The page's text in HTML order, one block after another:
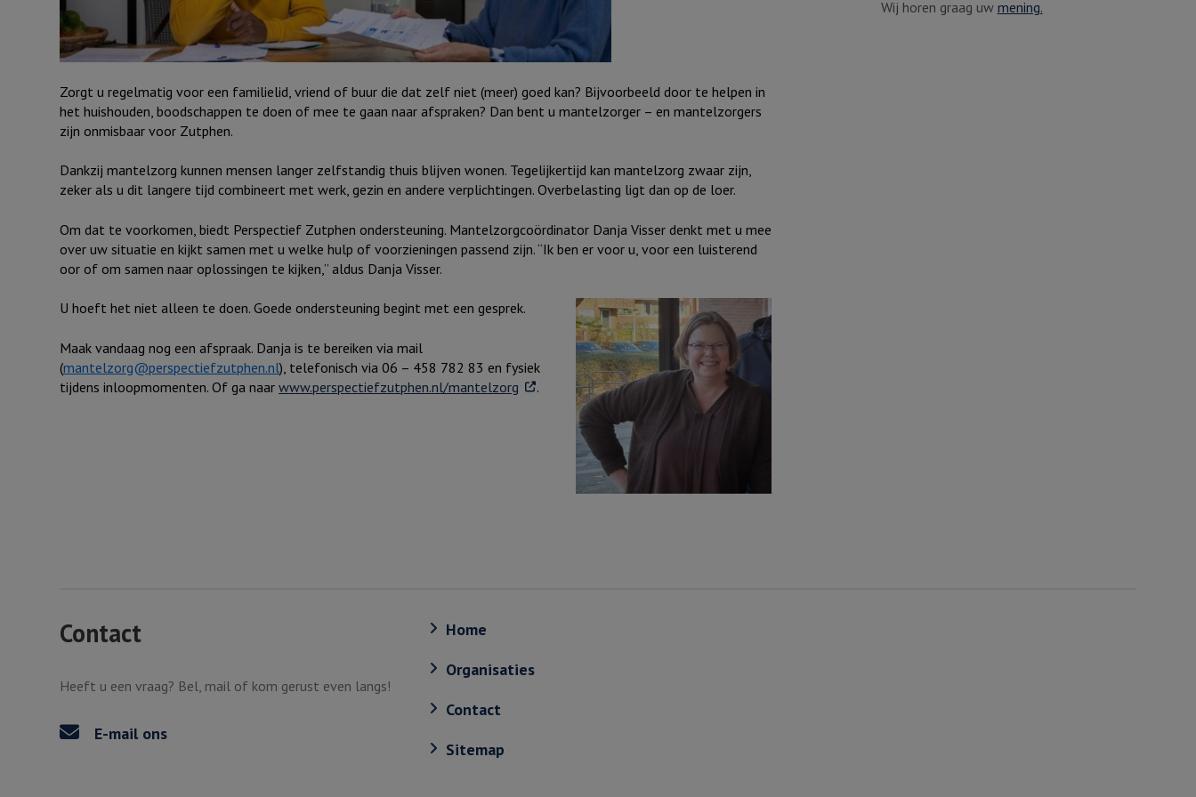
Zorgt u regelmatig voor een familielid, vriend of buur die dat zelf niet (meer) goed kan? Bijvoorbeeld door te helpen in
het huishouden, boodschappen te doen of mee te gaan naar afspraken? Dan bent u mantelzorger – en mantelzorgers
zijn onmisbaar voor Zutphen.
Dankzij mantelzorg kunnen mensen langer zelfstandig thuis blijven wonen. Tegelijkertijd kan mantelzorg zwaar zijn,
zeker als u dit langere tijd combineert met werk, gezin en andere verplichtingen. Overbelasting ligt dan op de loer.
Om dat te voorkomen, biedt Perspectief Zutphen ondersteuning. Mantelzorgcoördinator Danja Visser denkt met u mee
over uw situatie en kijkt samen met u welke hulp of voorzieningen passend zijn. “Ik ben er voor u, voor een luisterend
oor of om samen naar oplossingen te kijken,” aldus Danja Visser.
U hoeft het niet alleen te doen. Goede ondersteuning begint met een gesprek.
Maak vandaag nog een afspraak. Danja is te bereiken via mail
(mantelzorg@perspectiefzutphen.nl) , telefonisch via 06 – 458 782 83 en fysiek
tijdens inloopmomenten. Of ga naar www.perspectiefzutphen.nl/mantelzorg . Externe link
.
Wij horen graag uw mening.
Contact
Heeft u een vraag? Bel, mail of kom gerust even langs!
E-mail ons
Home
Organisaties
Contact
Sitemap